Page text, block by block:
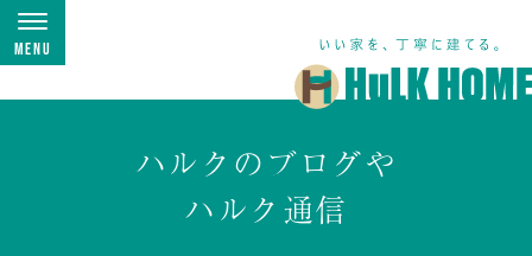
Menu
ハルクのブログや
ハルク通信